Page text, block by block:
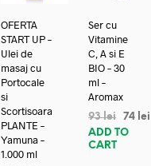
OFERTA
START UP –
Ulei de
masaj cu
Portocale
si
Scortisoara
PLANTE –
Yamuna –
1.000 ml
Ser cu
Vitamine
C, A si E
BIO – 30
ml –
Aromax
93lei 74 lei
ADD TO
CART